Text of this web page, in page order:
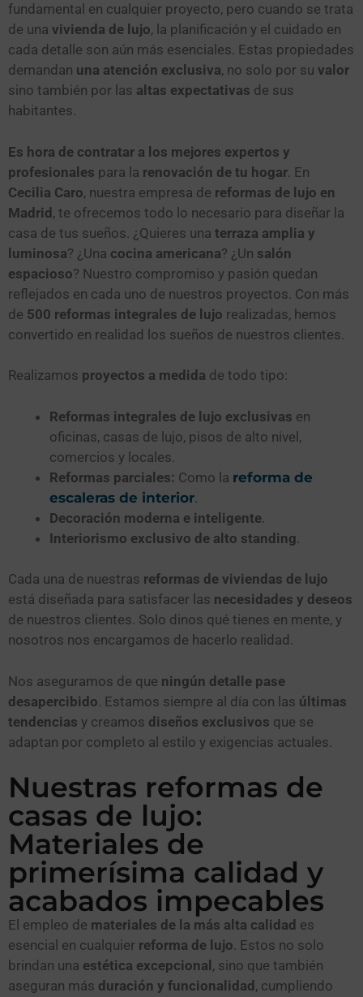
fundamental en cualquier proyecto, pero cuando se trata
de una vivienda de lujo, la planificación y el cuidado en
cada detalle son aún más esenciales. Estas propiedades
demandan una atención exclusiva, no solo por su valor
sino también por las altas expectativas de sus
habitantes.
Es hora de contratar a los mejores expertos y
profesionales para la renovación de tu hogar. En
Cecilia Caro, nuestra empresa de reformas de lujo en
Madrid, te ofrecemos todo lo necesario para diseñar la
casa de tus sueños. ¿Quieres una terraza amplia y
luminosa? ¿Una cocina americana? ¿Un salón
espacioso? Nuestro compromiso y pasión quedan
reflejados en cada uno de nuestros proyectos. Con más
de 500 reformas integrales de lujo realizadas, hemos
convertido en realidad los sueños de nuestros clientes.
Realizamos proyectos a medida de todo tipo:
Reformas integrales de lujo exclusivas en
oficinas, casas de lujo, pisos de alto nivel,
comercios y locales.
Reformas parciales: Como la reforma de
escaleras de interior.
Decoración moderna e inteligente.
Interiorismo exclusivo de alto standing.
Cada una de nuestras reformas de viviendas de lujo
está diseñada para satisfacer las necesidades y deseos
de nuestros clientes. Solo dinos qué tienes en mente, y
nosotros nos encargamos de hacerlo realidad.
Nos aseguramos de que ningún detalle pase
desapercibido. Estamos siempre al día con las últimas
tendencias y creamos diseños exclusivos que se
adaptan por completo al estilo y exigencias actuales.
Nuestras reformas de
casas de lujo:
Materiales de
primerísima calidad y
acabados impecables
El empleo de materiales de la más alta calidad es
esencial en cualquier reforma de lujo. Estos no solo
brindan una estética excepcional , sino que también
aseguran más duración y funcionalidad , cumpliendo